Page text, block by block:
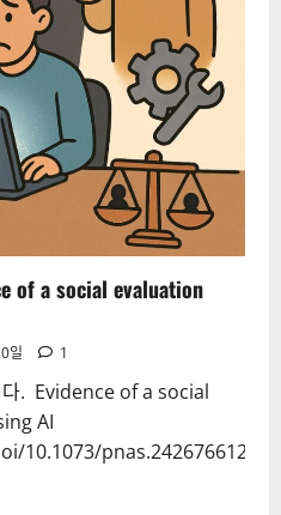
of a social evaluation
일 1
다. Evidence of a social
AI
pnas.2426766122)